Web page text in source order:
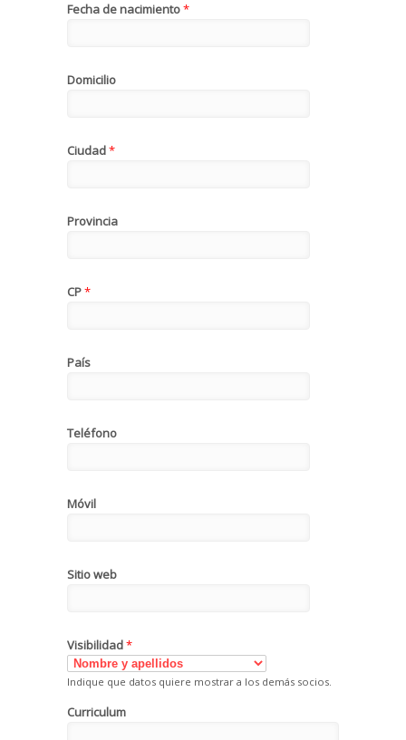
Fecha de nacimiento*
Domicilio
Ciudad*
Provincia
CP*
País
Teléfono
Móvil
Sitio web
Visibilidad*
Indique que datos quiere mostrar a los demás socios.
Curriculum